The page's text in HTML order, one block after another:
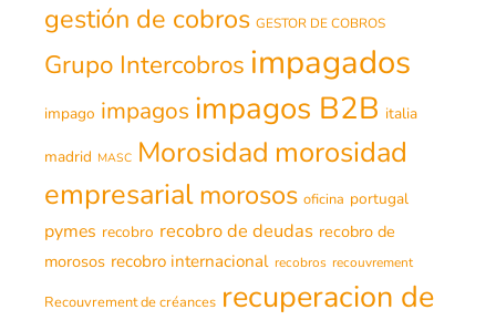
gestión de cobros GESTOR DE COBROS
Grupo Intercobros impagados
impago impagos impagos B2B italia
madrid MASC Morosidad morosidad
empresarialmorosos oficina portugal
pymes recobro recobro de deudas recobro de
morosos recobro internacional recobros recouvrement
Recouvrement de créances recuperacion de